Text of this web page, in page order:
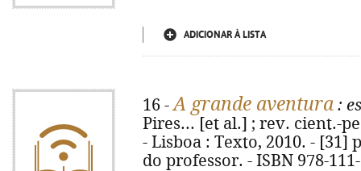
ADICIONAR À LISTA
16 -A grande aventura :
Pires... [et al.] ; rev. cient.-
- Lisboa : Texto, 2010. - [31]
do professor. - ISBN 978-